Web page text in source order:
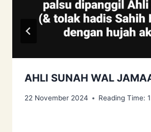
AHLI SUNAH WAL
22 November 2024 Reading Time: 1